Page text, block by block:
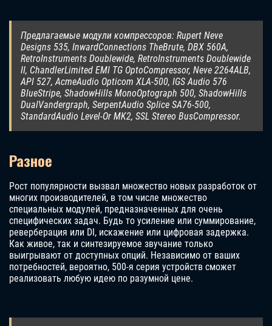
Предлагаемые модули компрессоров: Rupert Neve
Designs 535, InwardConnections TheBrute, DBX 560A,
RetroInstruments Doublewide, RetroInstruments Doublewide
II, ChandlerLimited EMI TG OptoCompressor, Neve 2264ALB,
API 527, AcmeAudio Opticom XLA-500, IGS Audio 576
BlueStripe, ShadowHills MonoOptograph 500, ShadowHills
DualVandergraph, SerpentAudio Splice SA76-500,
StandardAudio Level-Or MK2, SSL Stereo BusCompressor.
Разное
Рост популярности вызвал множество новых разработок от
многих производителей, в том числе множество
специальных модулей, предназначенных для очень
специфических задач. Будь то усиление или суммирование,
реверберация или DI, искажение или цифровая задержка.
Как живое, так и синтезируемое звучание только
выигрывают от доступных опций. Независимо от ваших
потребностей, вероятно, 500-я серия устройств сможет
реализовать любую идею по разумной цене.